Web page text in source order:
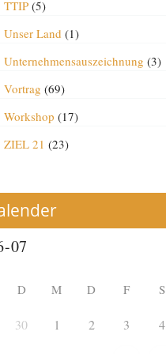
TTIP(5)
Unser Land (1)
Unternehmensauszeichnung (3)
Vortrag (69)
Workshop (17)
ZIEL 21 (23)
D M D F S
30 1 2 3 4